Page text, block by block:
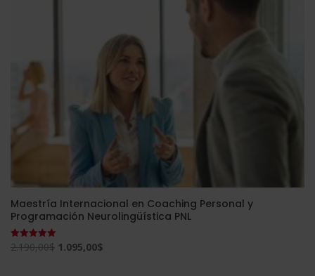
Maestría Internacional en Coaching Personal y
Programación Neurolingüística PNL
Valorado
con
2.190,00$ El
1.095,00$